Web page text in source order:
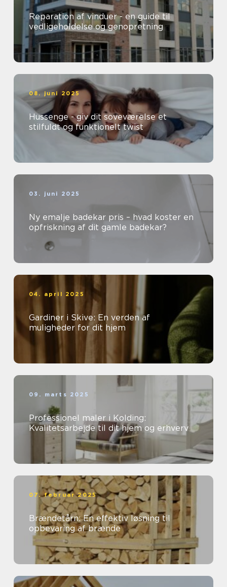
Reparation af vinduer - en guide til
vedligeholdelse og genopretning
08. juni 2025
Hussenge - giv dit soveværelse et
stilfuldt og funktionelt twist
03. juni 2025
Ny emalje badekar pris – hvad koster en
opfriskning af dit gamle badekar?
04. april 2025
Gardiner i Skive: En verden af
muligheder for dit hjem
09. marts 2025
Professionel maler i Kolding:
Kvalitetsarbejde til dit hjem og erhverv
07. februar 2025
Brændetårn: En effektiv løsning til
opbevaring af brænde